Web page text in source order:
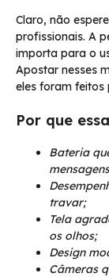
Claro, não
profissionais. A
importa para o
Apostar nesses
eles foram feitos
Por que
Bateria
travar;
Tela
os olhos;
Design
Câmeras